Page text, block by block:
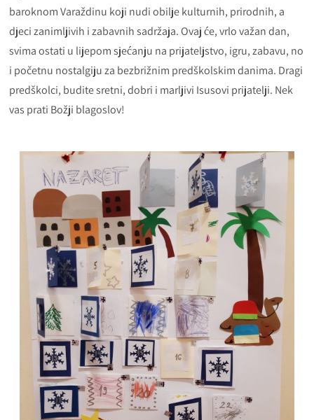
baroknom Varaždinu koji nudi obilje kulturnih, prirodnih, a
djeci zanimljivih i zabavnih sadržaja. Ovaj će, vrlo važan dan,
svima ostati u lijepom sjećanju na prijateljstvo, igru, zabavu, no
i početnu nostalgiju za bezbrižnim predškolskim danima. Dragi
predškolci, budite sretni, dobri i marljivi Isusovi prijatelji. Nek
vas prati Božji blagoslov!